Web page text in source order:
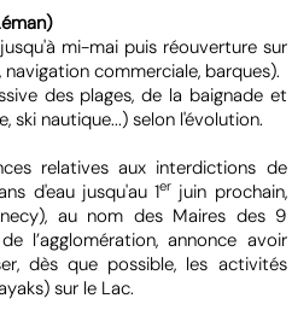
mi-mai puis réouverture sur
commerciale, barques).
des plages, de la baignade et
ski nautique...) selon l'évolution.
relatives aux interdictions de
d'eau jusqu'au 1er juin prochain,
au nom des Maires des 9
l’agglomération, annonce avoir
dès que possible, les activités
sur le Lac.